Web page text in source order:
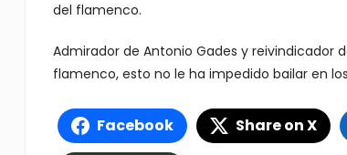
del flamenco.
Admirador de Antonio Gades y
flamenco, esto no le ha impedido bailar en
Facebook Share on X